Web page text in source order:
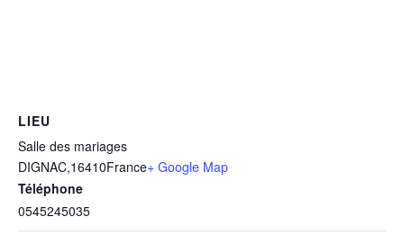
LIEU
Salle des mariages
DIGNAC,16410France+ Google Map
Téléphone
0545245035